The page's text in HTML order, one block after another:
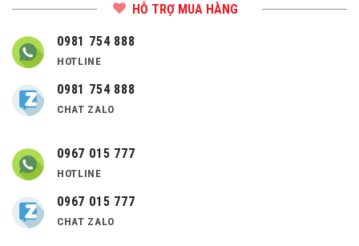
HỖ TRỢ MUA HÀNG
0981 754 888
HOTLINE
0981 754 888
CHAT ZALO
0967 015 777
HOTLINE
0967 015 777
CHAT ZALO